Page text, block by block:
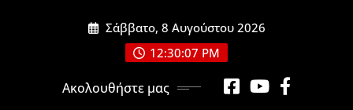
Σάββατο, 8 Αυγούστου 2026
12:30:09 PM
Ακολουθήστε μας